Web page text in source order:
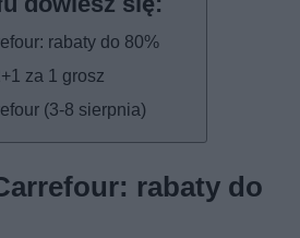
rabaty do 80%
za 1 grosz
(3-8 sierpnia)
rabaty do